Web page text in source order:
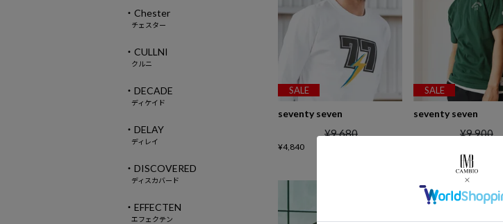
SALE
seventy seven
¥9,680
¥4,840
SALE
seventy seven
¥9,900
・Chester
チェスター
・CULLNI
クルニ
・DECADE
ディケイド
・DELAY
ディレイ
・DISCOVERED
ディスカバード
・EFFECTEN
エフェクテン